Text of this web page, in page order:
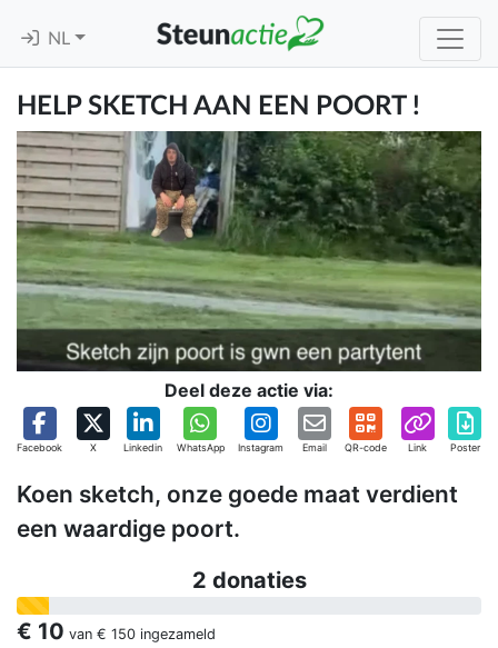
NL
HELP SKETCH AAN EEN POORT !
Deel deze actie via:
Facebook X Linkedin WhatsApp Instagram Email QR-code Link Poster
Koen sketch, onze goede maat verdient
een waardige poort.
2 donaties
€ 10 van € 150 ingezameld